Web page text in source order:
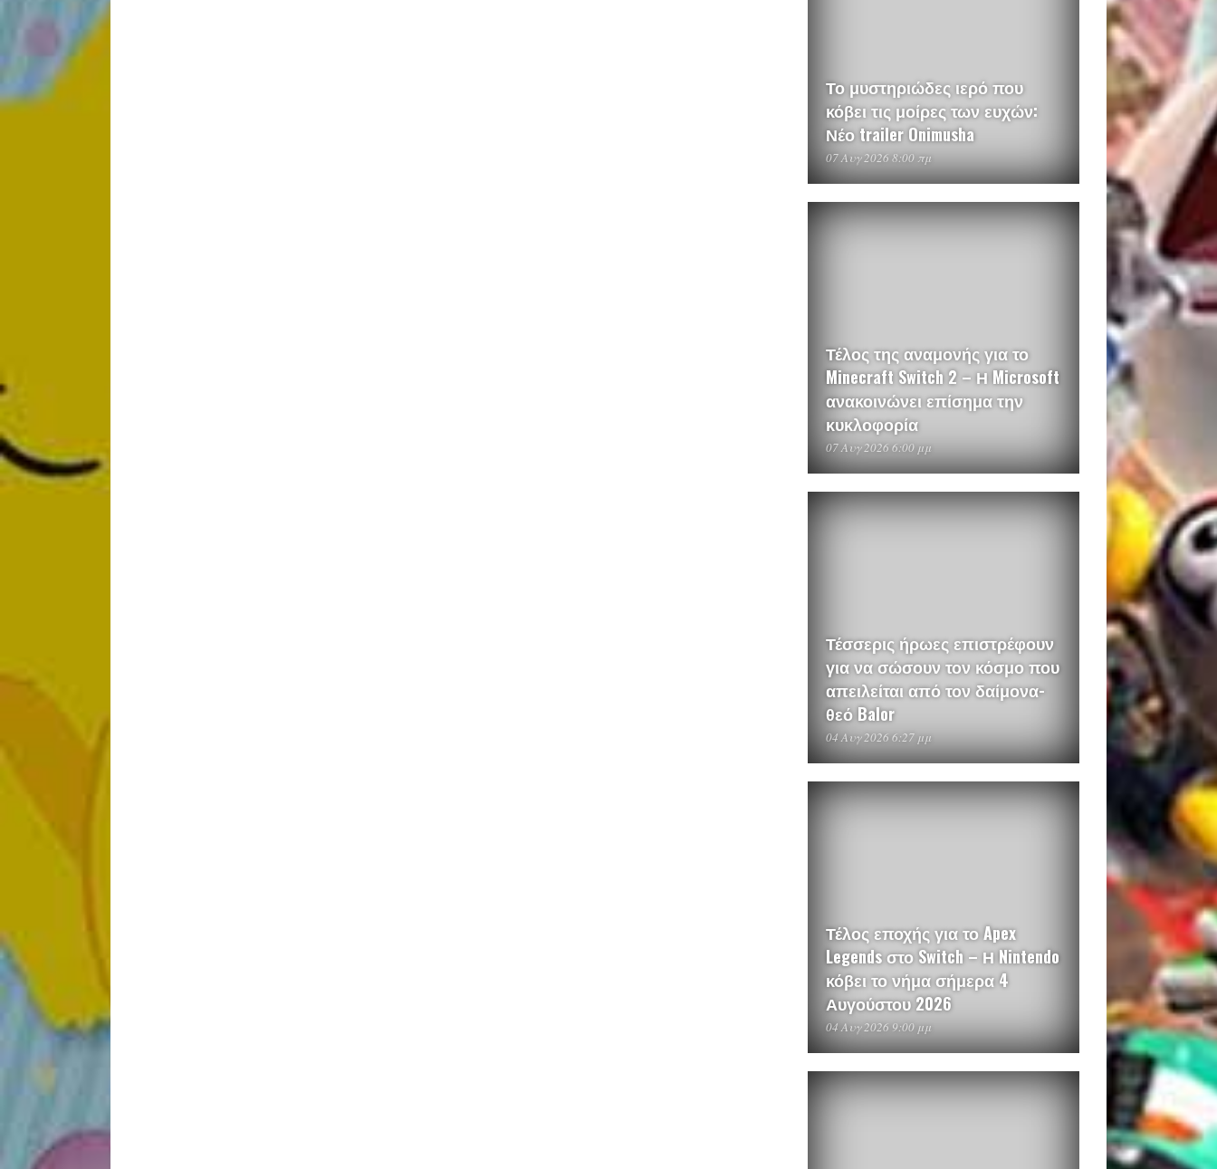
Το μυστηριώδες ιερό που
κόβει τις μοίρες των ευχών:
Νέο trailer Onimusha
07 Αυγ 2026 8:00 πμ
Τέλος της αναμονής για το
Minecraft Switch 2 – Η Microsoft
ανακοινώνει επίσημα την
κυκλοφορία
07 Αυγ 2026 6:00 μμ
Τέσσερις ήρωες επιστρέφουν
για να σώσουν τον κόσμο που
απειλείται από τον δαίμονα-
θεό Balor
04 Αυγ 2026 6:27 μμ
Τέλος εποχής για το Apex
Legends στο Switch – Η Nintendo
κόβει το νήμα σήμερα 4
Αυγούστου 2026
04 Αυγ 2026 9:00 μμ